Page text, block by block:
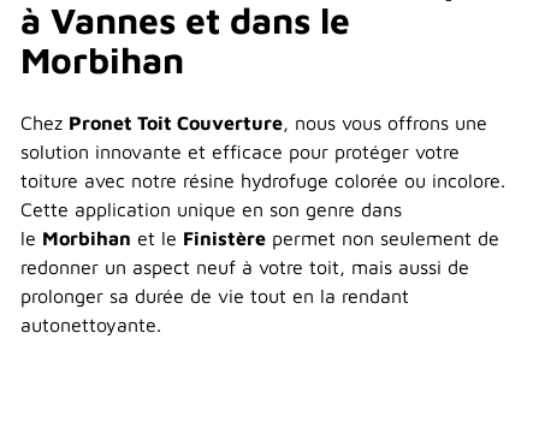
à Vannes et dans le
Morbihan
Chez Pronet Toit Couverture, nous vous offrons une
solution innovante et efficace pour protéger votre
toiture avec notre résine hydrofuge colorée ou incolore.
Cette application unique en son genre dans
le Morbihan et le Finistère permet non seulement de
redonner un aspect neuf à votre toit, mais aussi de
prolonger sa durée de vie tout en la rendant
autonettoyante.